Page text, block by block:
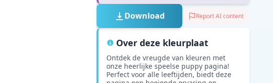
Download Report AI content
Over deze kleurplaat
Ontdek de vreugde van kleuren met
onze heerlijke speelse puppy pagina!
Perfect voor alle leeftijden, biedt deze